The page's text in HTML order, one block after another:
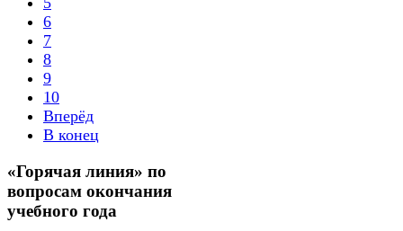
6
7
8
9
10
Вперёд
В конец
«Горячая линия» по
вопросам окончания
учебного года